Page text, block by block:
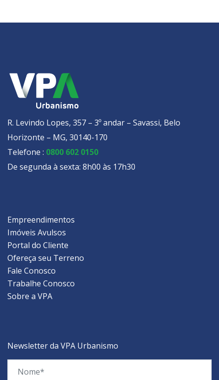
R. Levindo Lopes, 357 – 3º andar – Savassi, Belo
Horizonte – MG, 30140-170
Telefone : 0800 602 0150
De segunda à sexta: 8h00 às 17h30
Empreendimentos
Imóveis Avulsos
Portal do Cliente
Ofereça seu Terreno
Fale Conosco
Trabalhe Conosco
Sobre a VPA
Newsletter da VPA Urbanismo